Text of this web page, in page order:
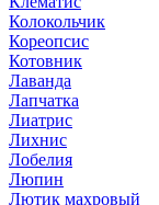
Колокольчик
Кореопсис
Котовник
Лаванда
Лапчатка
Лиатрис
Лихнис
Лобелия
Люпин
Лютик махровый